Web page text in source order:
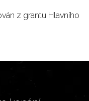
z grantu Hlavního